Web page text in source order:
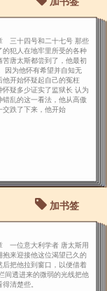
三十四号和二十七号 那些
的犯人在地牢里所受的各种
苦唐太斯都尝到了，他最初
因为他怀有希望并自知无
他开始怀疑起自己的冤枉
怀疑多少证实了监狱长 认为
错乱的这一看法，他从高傲
交跌了下来，他开始
加书签
一位意大利学者 唐太斯用
抱来迎接他这位渴望已久的
后把他拉到窗口，以便借着
间透进来的微弱的光线把他
清楚些。